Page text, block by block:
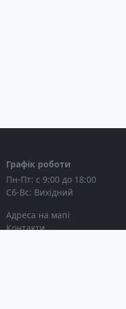
Графік роботи
Пн-Пт: с 9:00 до 18:00
Сб-Вс: Вихідний
Адреса на мапі
Контакти